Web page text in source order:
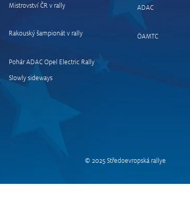
Středoevropskou rally ovládl
Rovanperä, Černý s Marešem
kralovali WRC2
© 2025 Středoevropská rallye
ADAC
ÖAMTC
Mistrovství ČR v rally
Rakouský šampionát v rally
Pohár ADAC Opel Electric Rally
Slowly sideways